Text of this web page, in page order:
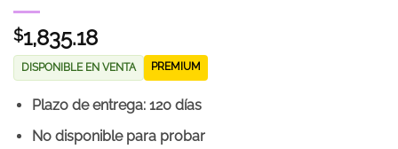
$1,835.18
DISPONIBLE EN VENTA PREMIUM
Plazo de entrega: 120 días
No disponible para probar